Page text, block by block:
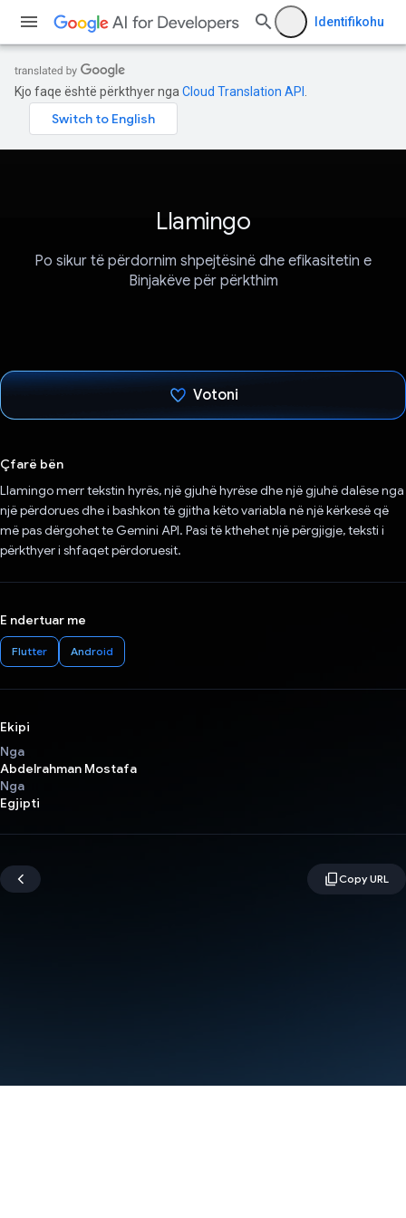
Identifikohu
Kjo faqe është përkthyer nga Cloud Translation API
Llamingo
Po sikur të përdornim shpejtësinë dhe efikasitetin e
Binjakëve për përkthim
Votoni
Çfarë bën
Llamingo merr tekstin hyrës, një gjuhë hyrëse dhe një gjuhë dalëse nga
një përdorues dhe i bashkon të gjitha këto variabla në një kërkesë që
më pas dërgohet te Gemini API. Pasi të kthehet një përgjigje, teksti i
përkthyer i shfaqet përdoruesit.
E ndertuar me
Flutter Android
Ekipi
Nga
Abdelrahman Mostafa
Nga
Egjipti